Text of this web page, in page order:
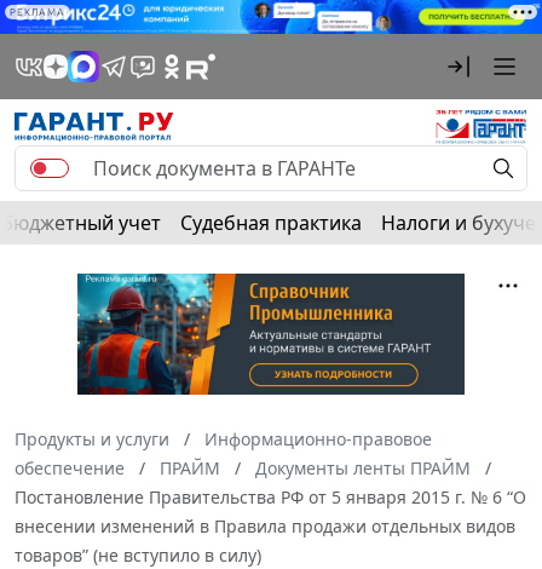
РЕКЛАМА
Бюджетный учет Судебная практика Налоги и
Продукты и услуги
Информационно-правовое
обеспечение
ПРАЙМ
Документы ленты ПРАЙМ
Постановление Правительства РФ от 5 января 2015 г. № 6 “О
внесении изменений в Правила продажи отдельных видов
товаров” (не вступило в силу)